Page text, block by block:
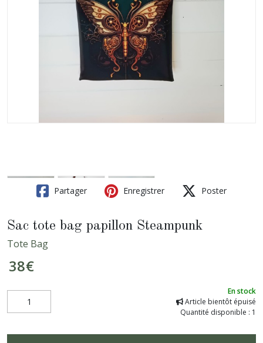
Partager Enregistrer Poster
Sac tote bag papillon Steampunk
Tote Bag
38€
En stock
Article bientôt épuisé
Quantité disponible : 1